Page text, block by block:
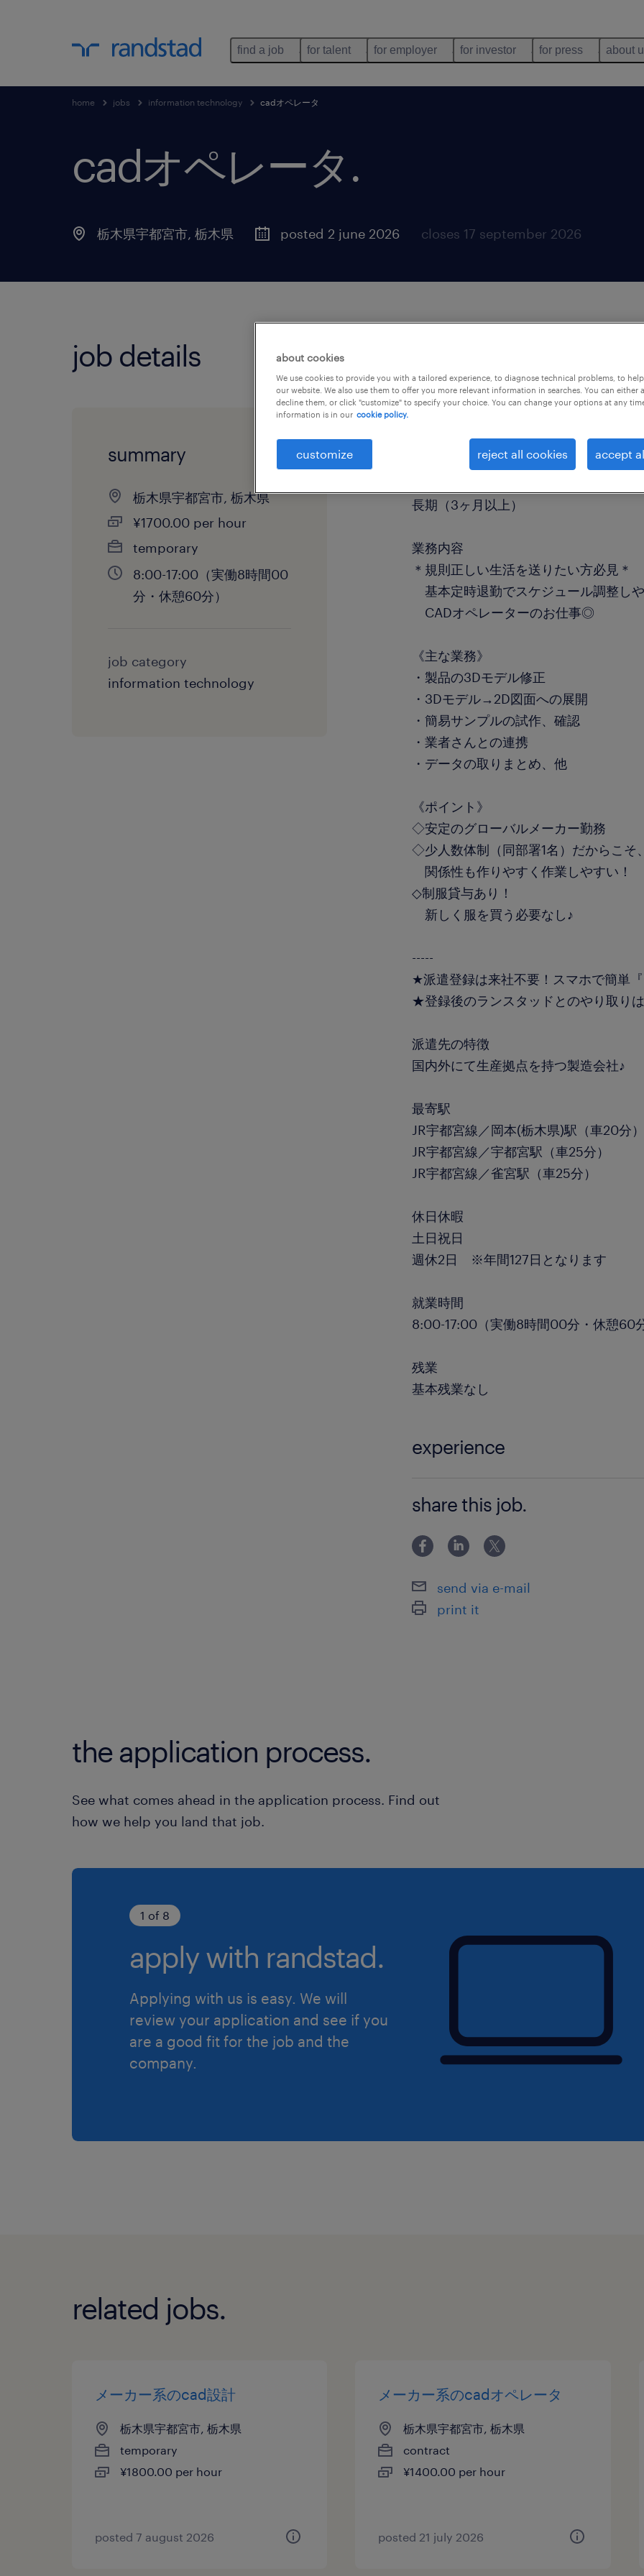
find a job for talent for employer for investor for press about
home jobs information technology cadオペレータ
cadオペレータ.
栃木県宇都宮市, 栃木県 posted 2 june 2026 closes 17 september 2026
job details
summary
栃木県宇都宮市, 栃木県
¥1700.00 per hour
temporary
8:00-17:00（実働8時間00
分・休憩60分）
job category
information technology
CADオペレータ
長期（3ヶ月以上）
業務内容
＊規則正しい生活を送りたい方必見＊
基本定時退勤でスケジュール調整し
CADオペレーターのお仕事◎
《主な業務》
・製品の3Dモデル修正
・3Dモデル→2D図面への展開
・簡易サンプルの試作、確認
・業者さんとの連携
・データの取りまとめ、他
《ポイント》
◇安定のグローバルメーカー勤務
◇少人数体制（同部署1名）だからこそ、
関係性も作りやすく作業しやすい！
◇制服貸与あり！
新しく服を買う必要なし♪
-----
★派遣登録は来社不要！スマホで簡単
★登録後のランスタッドとのやり取り
派遣先の特徴
国内外にて生産拠点を持つ製造会社♪
最寄駅
JR宇都宮線／岡本(栃木県)駅（車20分）
JR宇都宮線／宇都宮駅（車25分）
JR宇都宮線／雀宮駅（車25分）
休日休暇
土日祝日
週休2日 ※年間127日となります
就業時間
8:00-17:00（実働8時間00分・休憩60分
残業
基本残業なし
experience
験 ＊必須
share this job.
send via e-mail
print it
the application process.
See what comes ahead in the application process. Find out
how we help you land that job.
1 of 8
apply with randstad.
Applying with us is easy. We will
review your application and see if you
are a good fit for the job and the
company.
related jobs.
メーカー系のcad設計
栃木県宇都宮市, 栃木県
temporary
¥1800.00 per hour
posted 7 august 2026
メーカー系のcadオペレータ
栃木県宇都宮市, 栃木県
contract
¥1400.00 per hour
posted 21 july 2026
about cookies
We use cookies to provide you with a tailored experience, to diagnose technical problems, to
our website. We also use them to offer you more relevant information in searches. You can either
decline them, or click "customize" to specify your choice. You can change your options at any
information is in our cookie policy.
customize reject all cookies accept